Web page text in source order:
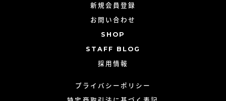
新規会員登録
お問い合わせ
SHOP
STAFF BLOG
採用情報
プライバシーポリシー